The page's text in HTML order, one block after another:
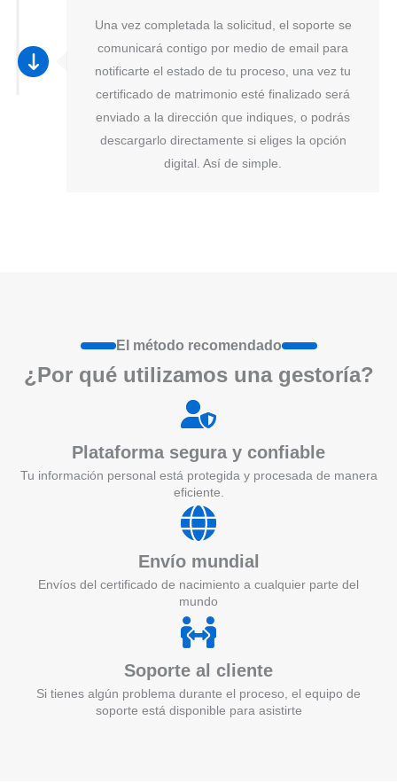
Una vez completada la solicitud, el soporte se
comunicará contigo por medio de email para
notificarte el estado de tu proceso, una vez tu
certificado de matrimonio esté finalizado será
enviado a la dirección que indiques, o podrás
descargarlo directamente si eliges la opción
digital. Así de simple.
El método recomendado
¿Por qué utilizamos una gestoría?
Plataforma segura y confiable
Tu información personal está protegida y procesada de manera
eficiente.
Envío mundial
Envíos del certificado de nacimiento a cualquier parte del
mundo
Soporte al cliente
Si tienes algún problema durante el proceso, el equipo de
soporte está disponible para asistirte